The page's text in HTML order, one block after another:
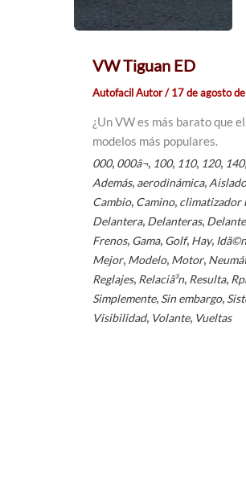
VW Tiguan ED
Autofacil Autor/17 de agosto
¿Un VW es más barato que
modelos más populares.
000, 000â¬, 100, 110, 120, 140,
Además, aerodinámica, Aislado
Cambio, Camino, climatizador
Delantera, Delanteras,
Frenos, Gama, Golf, Hay,
Mejor, Modelo, Motor,
Reglajes, Relaciã³n, Resulta,
Simplemente, Sin embargo,
Visibilidad, Volante, Vueltas